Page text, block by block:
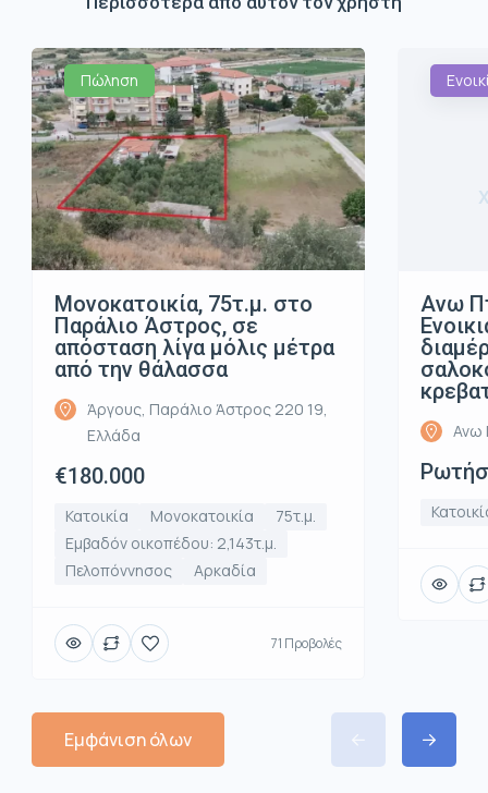
Πώληση
Μονοκατοικία, 75τ.μ. στο
Παράλιο Άστρος, σε
απόσταση λίγα μόλις μέτρα
από την θάλασσα
Άργους, Παράλιο Άστρος 220 19,
Ελλάδα
€180.000
Κατοικία Μονοκατοικία
75τ.μ.
Εμβαδόν οικοπέδου: 2,143τ.μ.
Πελοπόννησος
Αρκαδία
71 Προβολές
Ανω
Ανω
Εμφάνιση όλων